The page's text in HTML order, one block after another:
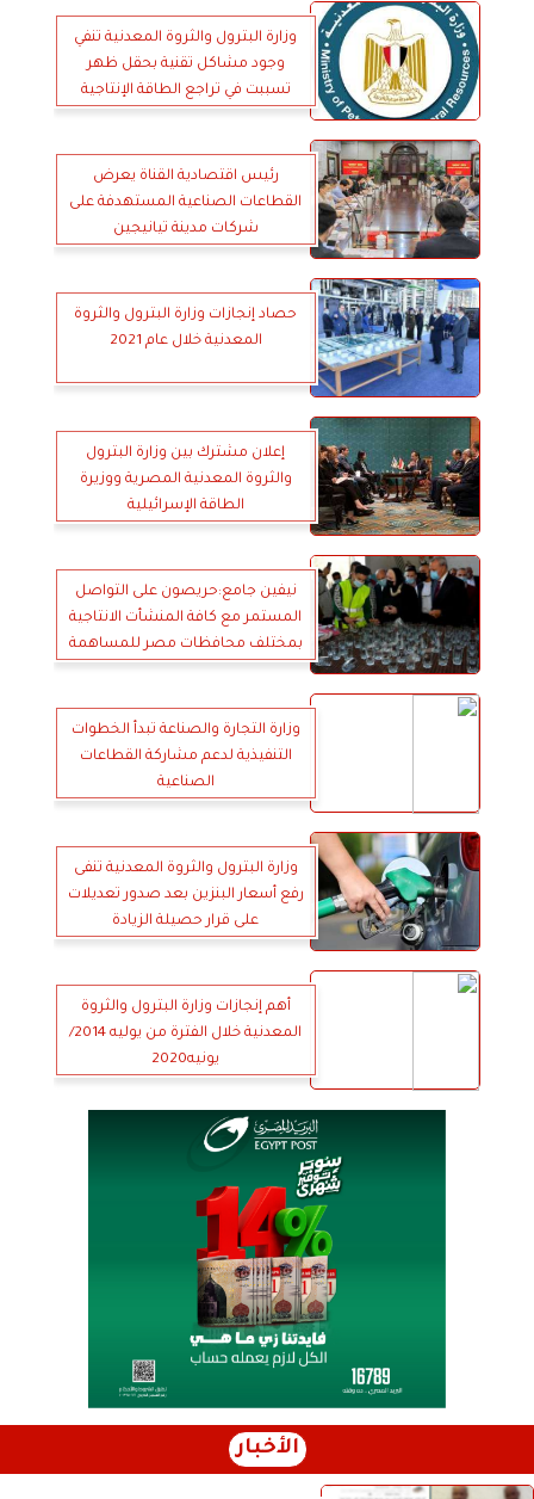
وزارة البترول والثروة المعدنية تنفي
وجود مشاكل تقنية بحقل ظهر
تسببت في تراجع الطاقة الإنتاجية
رئيس اقتصادية القناة يعرض
القطاعات الصناعية المستهدفة على
شركات مدينة تيانيجين
حصاد إنجازات وزارة البترول والثروة
المعدنية خلال عام 2021
‏إعلان مشترك بين وزارة البترول
والثروة المعدنية المصرية ووزيرة
الطاقة الإسرائيلية
نيفين جامع:حريصون على التواصل
المستمر مع كافة المنشأت الانتاجية
بمختلف محافظات مصر للمساهمة
وزارة التجارة والصناعة تبدأ الخطوات
التنفيذية لدعم مشاركة القطاعات
الصناعية
وزارة البترول والثروة المعدنية تنفى
رفع أسعار البنزين بعد صدور تعديلات
على قرار حصيلة الزيادة
أهم إنجازات وزارة البترول والثروة
المعدنية خلال الفترة من يوليه 2014/
يونيه2020
الأخبار